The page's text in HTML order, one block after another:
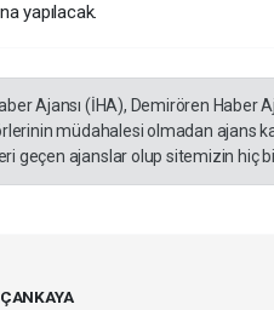
yapılacak.
Ajansı (İHA), Demirören Haber
müdahalesi olmadan ajans
geçen ajanslar olup sitemizin hiç